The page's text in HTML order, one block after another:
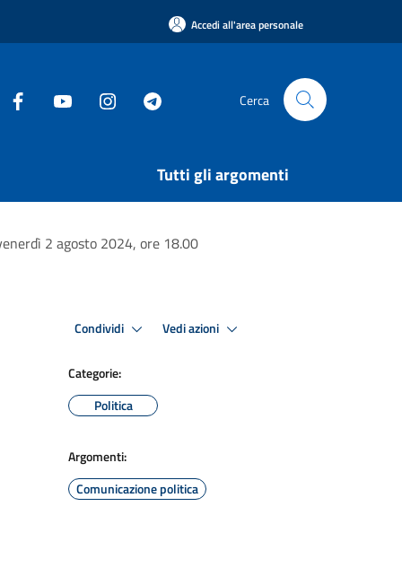
Accedi all'area personale
Cerca
Tutti gli argomenti
2 agosto 2024, ore 18.00
Condividi Vedi azioni
Categorie:
Politica
Argomenti:
Comunicazione politica